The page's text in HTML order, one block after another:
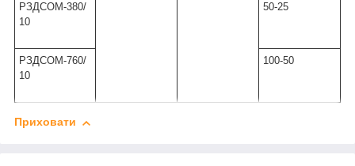
РЗДСОМ-380/
10
50-25
РЗДСОМ-760/
10
100-50
Приховати